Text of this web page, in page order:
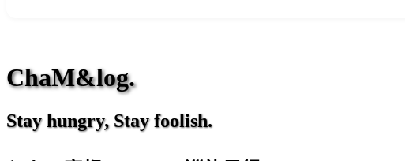
ChaM&log.
Stay hungry, Stay foolish.